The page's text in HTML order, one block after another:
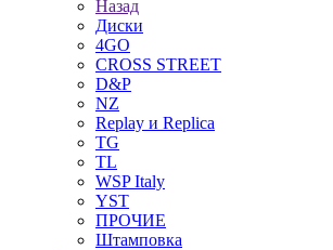
Назад
Диски
4GO
CROSS STREET
D&P
NZ
Replay и Replica
TG
TL
WSP Italy
YST
ПРОЧИЕ
Штамповка